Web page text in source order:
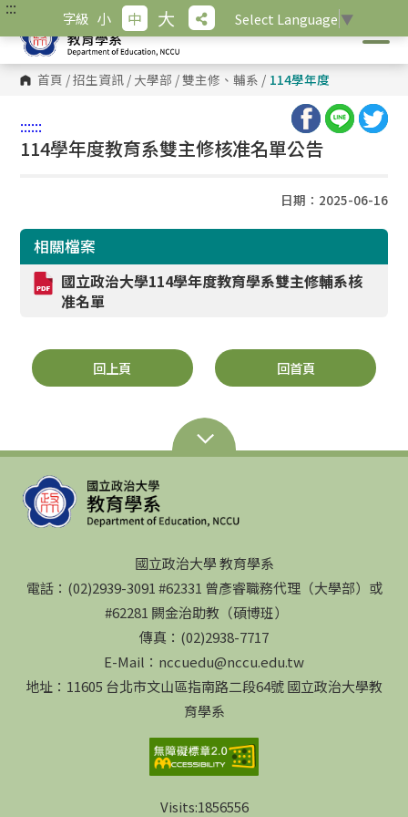
跳
主
內
容
::: 字級 小 中 大 Select Language ▼
首頁 /招生資訊 / 大學部 /雙主修、輔系 / 114學年度
::::::
114學年度教育系雙主修核准名單公告
日期：2025-06-16
相關檔案
國立政治大學114學年度教育學系雙主修輔系核
准名單
回上頁 回首頁
國立政治大學 教育學系
電話：(02)2939-3091 #62331 曾彥睿職務代理（大學部）或
#62281 闕金治助教（碩博班）
傳真：(02)2938-7717
E-Mail：nccuedu@nccu.edu.tw
地址：11605 台北市文山區指南路二段64號 國立政治大學教
育學系
Visits:1856556